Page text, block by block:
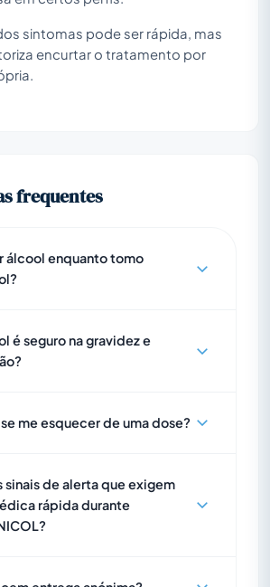
sintomas pode ser rápida, mas
encurtar o tratamento por
frequentes
álcool enquanto tomo
é seguro na gravidez e
me esquecer de uma dose?
sinais de alerta que exigem
rápida durante